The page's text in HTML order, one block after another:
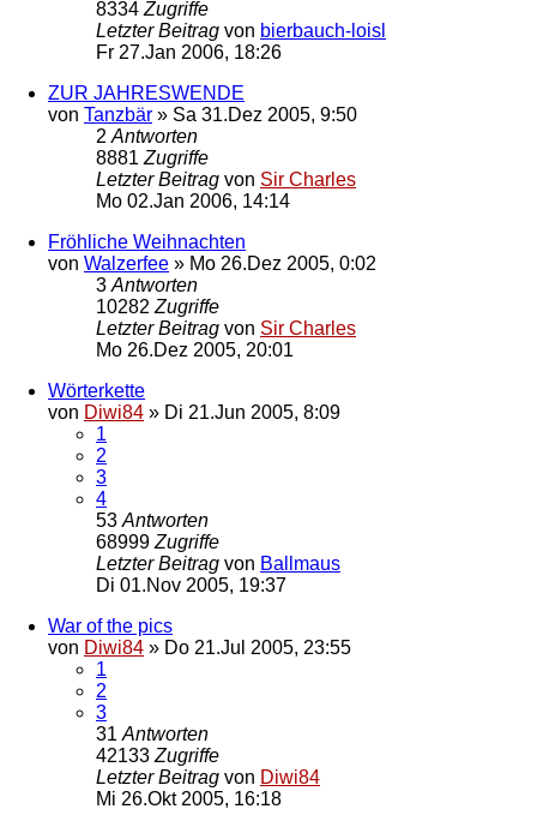
8334 Zugriffe
Letzter Beitrag von bierbauch-loisl
Fr 27.Jan 2006, 18:26
ZUR JAHRESWENDE
von Tanzbär » Sa 31.Dez 2005, 9:50
2 Antworten
8881 Zugriffe
Letzter Beitrag von Sir Charles
Mo 02.Jan 2006, 14:14
Fröhliche Weihnachten
von Walzerfee » Mo 26.Dez 2005, 0:02
3 Antworten
10282 Zugriffe
Letzter Beitrag von Sir Charles
Mo 26.Dez 2005, 20:01
Wörterkette
von Diwi84 » Di 21.Jun 2005, 8:09
1
2
3
4
53 Antworten
68999 Zugriffe
Letzter Beitrag von Ballmaus
Di 01.Nov 2005, 19:37
War of the pics
von Diwi84 » Do 21.Jul 2005, 23:55
1
2
3
31 Antworten
42133 Zugriffe
Letzter Beitrag von Diwi84
Mi 26.Okt 2005, 16:18